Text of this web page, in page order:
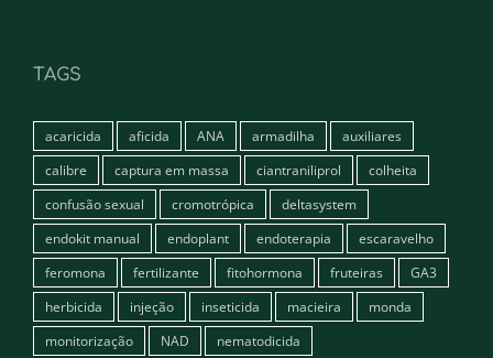
TAGS
acaricida aficida ANA armadilha
auxiliares
calibre
captura em massa ciantraniliprol
colheita
confusão sexual
cromotrópica
deltasystem
endokit manual
endoplant endoterapia
escaravelho
feromona
fertilizante fitohormona fruteiras
GA3
herbicida
injeção inseticida macieira
monda
monitorização
NAD
nematodicida